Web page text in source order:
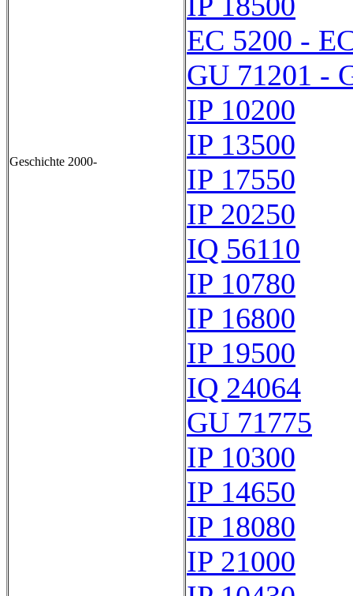
Geschichte 2000-
EC 5200 -
GU 71201 -
IP 10200
IP 13500
IP 17550
IP 20250
IQ 56110
IP 10780
IP 16800
IP 19500
IQ 24064
GU 71775
IP 10300
IP 14650
IP 18080
IP 21000